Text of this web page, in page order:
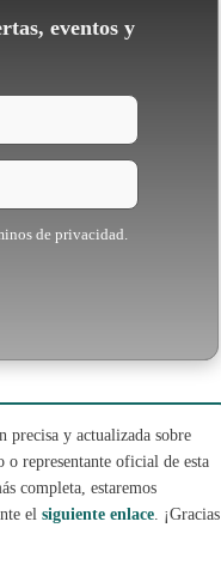
eventos y
de privacidad.
y actualizada sobre
o representante oficial de esta
completa, estaremos
el siguiente enlace. ¡Gracias